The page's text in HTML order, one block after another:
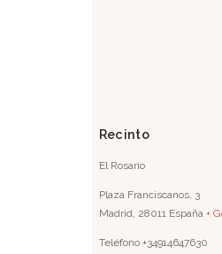
Recinto
El Rosario
Plaza Franciscanos, 3
Madrid, 28011 España +
Teléfono +34914647630